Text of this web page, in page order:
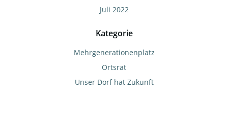
Juli 2022
Kategorie
Mehrgenerationenplatz
Ortsrat
Unser Dorf hat Zukunft